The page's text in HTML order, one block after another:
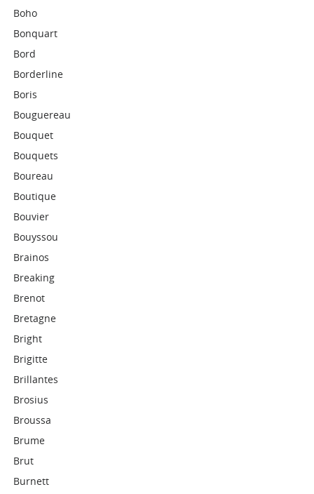
Boho
Bonquart
Bord
Borderline
Boris
Bouguereau
Bouquet
Bouquets
Boureau
Boutique
Bouvier
Bouyssou
Brainos
Breaking
Brenot
Bretagne
Bright
Brigitte
Brillantes
Brosius
Broussa
Brume
Brut
Burnett